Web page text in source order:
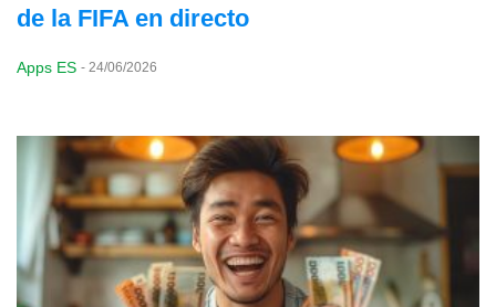
de la FIFA en directo
Apps ES - 24/06/2026